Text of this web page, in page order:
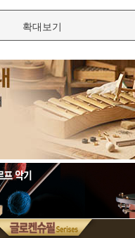
확대보기